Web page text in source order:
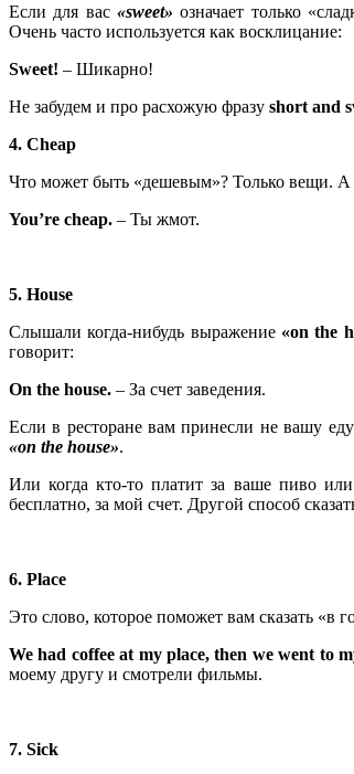
Если для вас «sweet» означает только
Очень часто используется как восклицание:
Sweet! – Шикарно!
Не забудем и про расхожую фразу short and
4. Cheap
Что может быть «дешевым»? Только вещи. А
You’re cheap. – Ты жмот.
5. House
Слышали когда-нибудь выражение «on the
говорит:
On the house. – За счет заведения.
Если в ресторане вам принесли не вашу
«on the house».
Или когда кто-то платит за ваше пиво
бесплатно, за мой счет. Другой способ
6. Place
Это слово, которое поможет вам сказать «в
We had coffee at my place,then we went to
моему другу и смотрели фильмы.
7. Sick